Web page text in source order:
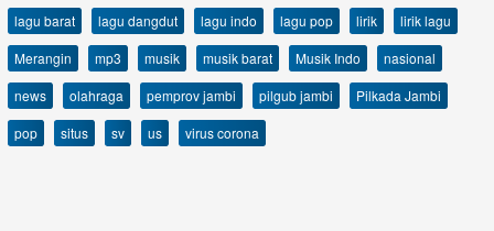
lagu barat
lagu dangdut lagu indo lagu pop lirik
lirik lagu
Merangin
mp3 musik musik barat Musik Indo
nasional
news
olahraga pemprov jambi pilgub jambi
Pilkada Jambi
pop
situs sv us virus corona